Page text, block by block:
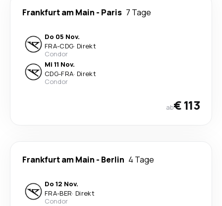
Frankfurt am Main - Paris 7 Tage
Do 05 Nov.
FRA-CDG· Direkt
Condor
Mi 11 Nov.
CDG-FRA· Direkt
Condor
ab€ 113
Frankfurt am Main - Berlin 4 Tage
Do 12 Nov.
FRA-BER· Direkt
Condor